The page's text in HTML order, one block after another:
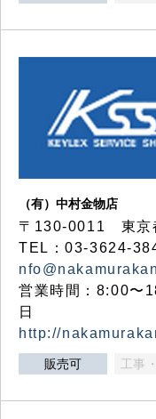
（有）中村金物店
〒130-0011 東京
TEL：03-3624-
営業時間：8:00〜
日
http://
販売可 工事